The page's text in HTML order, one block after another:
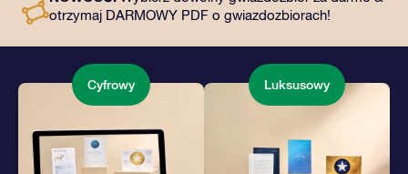
bliskim.
otrzymaj DARMOWY PDF o gwiazdozbiorach!
Cyfrowy Luksusowy